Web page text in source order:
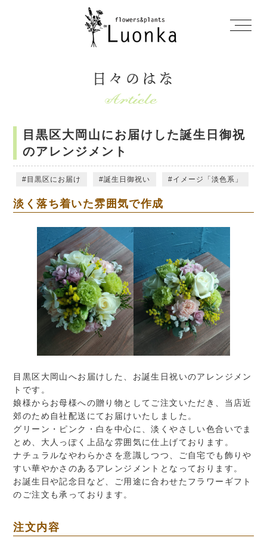
日々のはな
目黒区大岡山にお届けした誕生日御祝
のアレンジメント
目黒区にお届け 誕生日御祝い イメージ「淡色系」
淡く落ち着いた雰囲気で作成
目黒区大岡山へお届けした、お誕生日祝いのアレンジメン
トです。
娘様からお母様への贈り物としてご注文いただき、当店近
郊のため自社配送にてお届けいたしました。
グリーン・ピンク・白を中心に、淡くやさしい色合いでま
とめ、大人っぽく上品な雰囲気に仕上げております。
ナチュラルなやわらかさを意識しつつ、ご自宅でも飾りや
すい華やかさのあるアレンジメントとなっております。
お誕生日や記念日など、ご用途に合わせたフラワーギフト
のご注文も承っております。
注文内容